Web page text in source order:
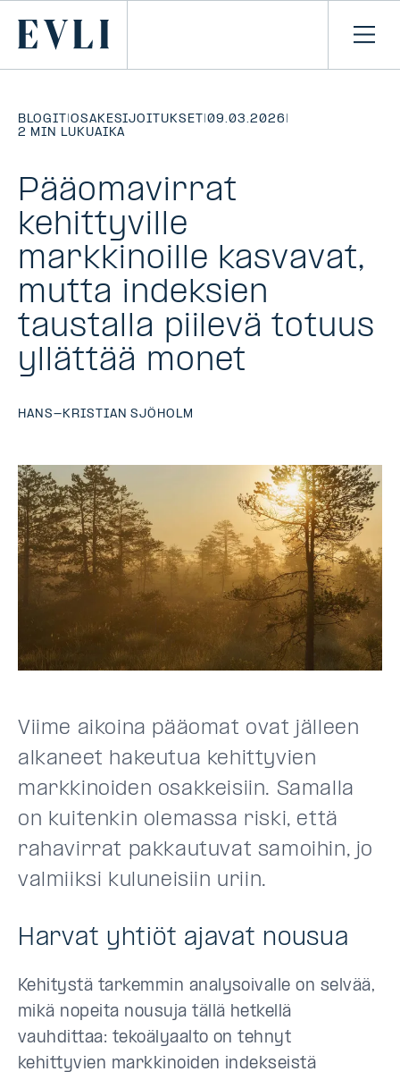
Primary
Avaa
BLOGIT |OSAKESIJOITUKSET |09.03.2026 |
2 MIN LUKUAIKA
Pääomavirrat
kehittyville
markkinoille kasvavat,
mutta indeksien
taustalla piilevä totuus
yllättää monet
HANS-KRISTIAN SJÖHOLM
Viime aikoina pääomat ovat jälleen
alkaneet hakeutua kehittyvien
markkinoiden osakkeisiin. Samalla
on kuitenkin olemassa riski, että
rahavirrat pakkautuvat samoihin, jo
valmiiksi kuluneisiin uriin.
Harvat yhtiöt ajavat nousua
Kehitystä tarkemmin analysoivalle on selvää,
mikä nopeita nousuja tällä hetkellä
vauhdittaa: tekoälyaalto on tehnyt
kehittyvien markkinoiden indekseistä